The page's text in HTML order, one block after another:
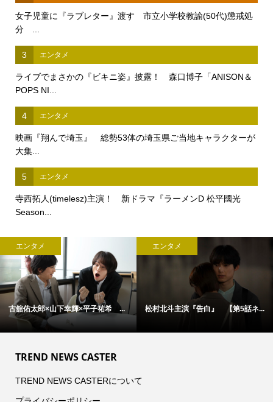
女子児童に『ラブレター』渡す 市立小学校教諭(50代)懲戒処
分 ...
3 エンタメ
ライブでまさかの『ビキニ姿』披露！ 森口博子「ANISON＆
POPS NI...
4 エンタメ
映画『翔んで埼玉』 総勢53体の埼玉県ご当地キャラクターが
大集...
5 エンタメ
寺西拓人(timelesz)主演！ 新ドラマ『ラーメンD 松平國光
Season...
エンタメ
古舘佑太郎×山下幸輝×平子祐希 ...
エンタメ
松村北斗主演『告白』 【第5話ネ...
TREND NEWS CASTER
TREND NEWS CASTERについて